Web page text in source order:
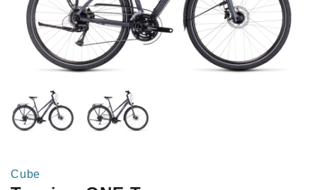
Cube